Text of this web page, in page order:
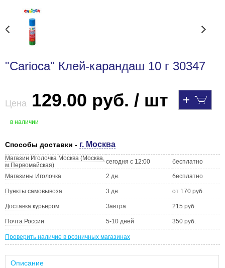
"Carioca" Клей-карандаш 10 г 30347
Цена 129.00 руб. / шт
в наличии
Способы доставки - г. Москва
Магазин Иголочка Москва (Москва,
м.Первомайская)
сегодня с 12:00 бесплатно
Магазины Иголочка 2 дн. бесплатно
Пункты самовывоза 3 дн. от 170 руб.
Доставка курьером Завтра 215 руб.
Почта России 5-10 дней 350 руб.
Проверить наличие в розничных магазинах
Описание